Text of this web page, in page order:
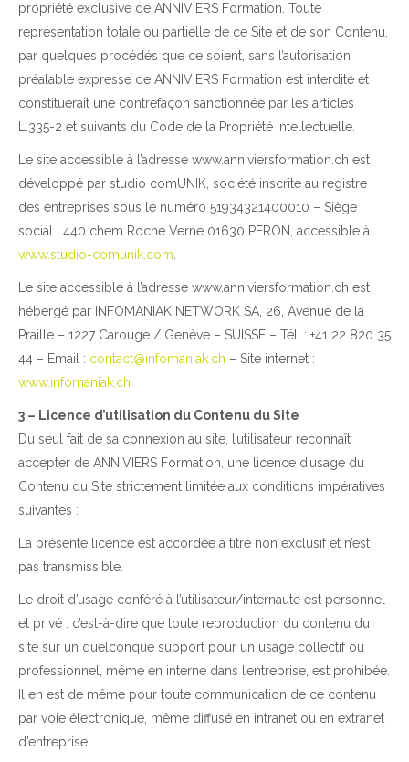
propriété exclusive de ANNIVIERS Formation. Toute
représentation totale ou partielle de ce Site et de son Contenu,
par quelques procédés que ce soient, sans l’autorisation
préalable expresse de ANNIVIERS Formation est interdite et
constituerait une contrefaçon sanctionnée par les articles
L.335-2 et suivants du Code de la Propriété intellectuelle.
Le site accessible à l’adresse www.anniviersformation.ch est
développé par studio comUNIK, société inscrite au registre
des entreprises sous le numéro 51934321400010 – Siège
social : 440 chem Roche Verne 01630 PERON, accessible à
www.studio-comunik.com.
Le site accessible à l’adresse www.anniviersformation.ch est
hébergé par INFOMANIAK NETWORK SA, 26, Avenue de la
Praille – 1227 Carouge / Genève – SUISSE – Tél. : +41 22 820 35
44 – Email : contact@infomaniak.ch – Site internet :
www.infomaniak.ch
3 – Licence d’utilisation du Contenu du Site
Du seul fait de sa connexion au site, l’utilisateur reconnaît
accepter de ANNIVIERS Formation, une licence d’usage du
Contenu du Site strictement limitée aux conditions impératives
suivantes :
La présente licence est accordée à titre non exclusif et n’est
pas transmissible.
Le droit d’usage conféré à l’utilisateur/internaute est personnel
et privé : c’est-à-dire que toute reproduction du contenu du
site sur un quelconque support pour un usage collectif ou
professionnel, même en interne dans l’entreprise, est prohibée.
Il en est de même pour toute communication de ce contenu
par voie électronique, même diffusé en intranet ou en extranet
d’entreprise.